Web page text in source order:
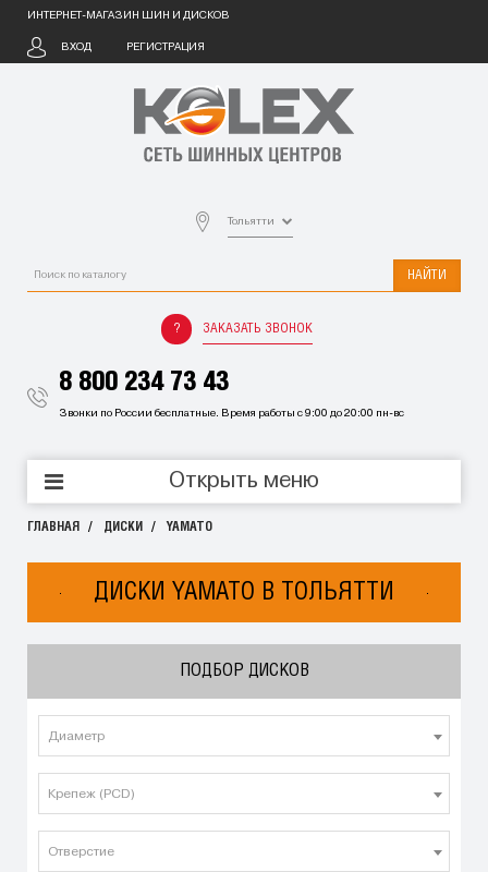
ИНТЕРНЕТ-МАГАЗИН ШИН И ДИСКОВ
ВХОД РЕГИСТРАЦИЯ
Тольятти
НАЙТИ
ЗАКАЗАТЬ ЗВОНОК
8 800 234 73 43
Звонки по России бесплатные. Время работы с 9:00 до 20:00 пн-вс
Открыть меню
ГЛАВНАЯ ДИСКИ YAMATO
ДИСКИ YAMATO В ТОЛЬЯТТИ
ПОДБОР ДИСКОВ
Диаметр
Крепеж (PCD)
Отверстие